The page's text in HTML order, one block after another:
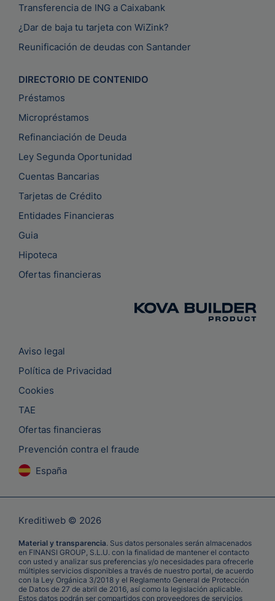
Transferencia de ING a Caixabank
¿Dar de baja tu tarjeta con WiZink?
Reunificación de deudas con Santander
DIRECTORIO DE CONTENIDO
Préstamos
Micropréstamos
Refinanciación de Deuda
Ley Segunda Oportunidad
Cuentas Bancarias
Tarjetas de Crédito
Entidades Financieras
Guia
Hipoteca
Ofertas financieras
Aviso legal
Política de Privacidad
Cookies
TAE
Ofertas financieras
Prevención contra el fraude
España
Kreditiweb © 2026
Material y transparencia. Sus datos personales serán almacenados
en FINANSI GROUP, S.L.U. con la finalidad de mantener el contacto
con usted y analizar sus preferencias y/o necesidades para ofrecerle
múltiples servicios disponibles a través de nuestro portal, de acuerdo
con la Ley Orgánica 3/2018 y el Reglamento General de Protección
de Datos de 27 de abril de 2016, así como la legislación aplicable.
Estos datos podrán ser compartidos con proveedores de servicios